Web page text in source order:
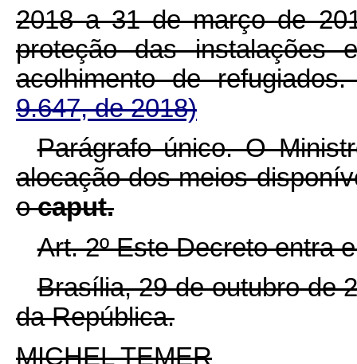
2018 a 31 de março de
proteção das instalações
acolhimento de
9.647, de 2018)
Parágrafo único. O
alocação dos meios
ocaput.
Art. 2º Este Decreto entra
Brasília, 29 de outubro de
da República.
MICHEL TEMER